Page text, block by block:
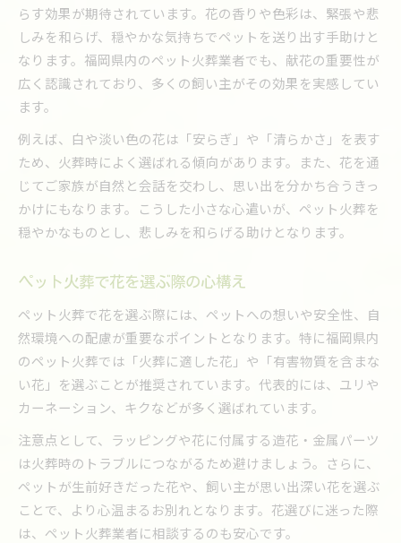
らす効果が期待されています。花の香りや色彩は、緊張や悲
しみを和らげ、穏やかな気持ちでペットを送り出す手助けと
なります。福岡県内のペット火葬業者でも、献花の重要性が
広く認識されており、多くの飼い主がその効果を実感してい
ます。
例えば、白や淡い色の花は「安らぎ」や「清らかさ」を表す
ため、火葬時によく選ばれる傾向があります。また、花を通
じてご家族が自然と会話を交わし、思い出を分かち合うきっ
かけにもなります。こうした小さな心遣いが、ペット火葬を
穏やかなものとし、悲しみを和らげる助けとなります。
ペット火葬で花を選ぶ際の心構え
ペット火葬で花を選ぶ際には、ペットへの想いや安全性、自
然環境への配慮が重要なポイントとなります。特に福岡県内
のペット火葬では「火葬に適した花」や「有害物質を含まな
い花」を選ぶことが推奨されています。代表的には、ユリや
カーネーション、キクなどが多く選ばれています。
注意点として、ラッピングや花に付属する造花・金属パーツ
は火葬時のトラブルにつながるため避けましょう。さらに、
ペットが生前好きだった花や、飼い主が思い出深い花を選ぶ
ことで、より心温まるお別れとなります。花選びに迷った際
は、ペット火葬業者に相談するのも安心です。